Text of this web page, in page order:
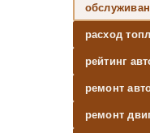
расход
рейтинг
ремонт
ремонт